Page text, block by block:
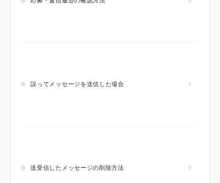
誤ってメッセージを送信した場合
送受信したメッセージの削除方法